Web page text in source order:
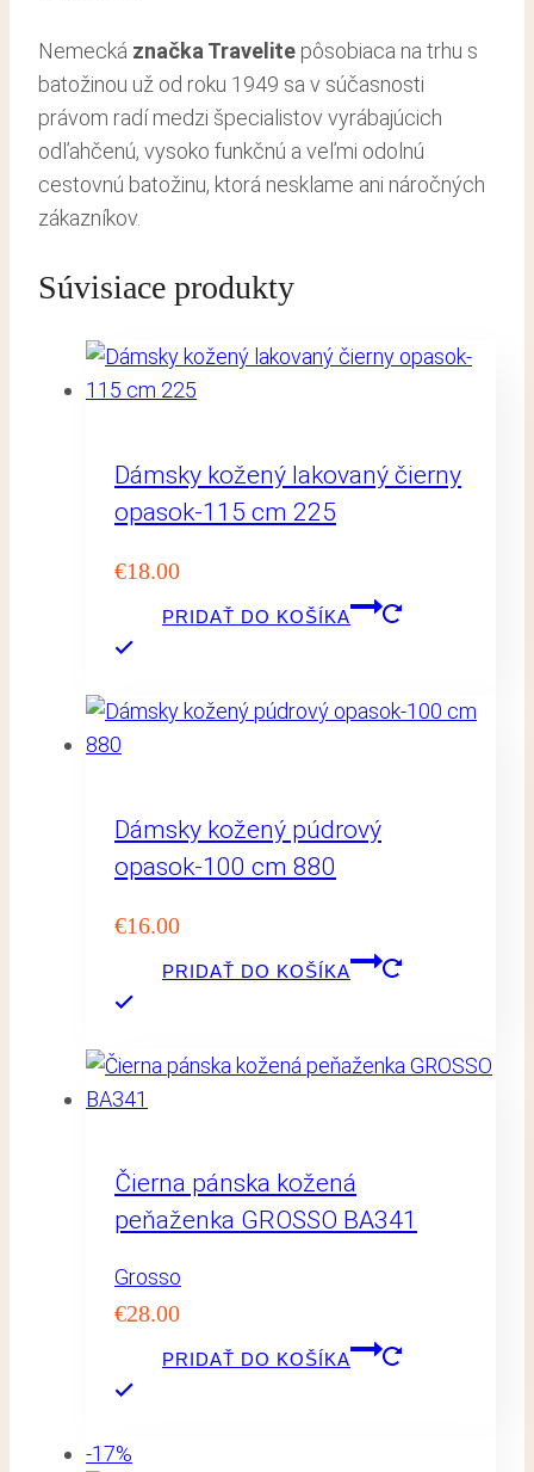
Nemecká značka Travelite pôsobiaca na trhu s
batožinou už od roku 1949 sa v súčasnosti
právom radí medzi špecialistov vyrábajúcich
odľahčenú, vysoko funkčnú a veľmi odolnú
cestovnú batožinu, ktorá nesklame ani náročných
zákazníkov.
Súvisiace produkty
Dámsky kožený lakovaný čierny
opasok-115 cm 225
€18.00
PRIDAŤ DO KOŠÍKA
Dámsky kožený púdrový
opasok-100 cm 880
€16.00
PRIDAŤ DO KOŠÍKA
Čierna pánska kožená
peňaženka GROSSO BA341
Grosso
€28.00
PRIDAŤ DO KOŠÍKA
-17%